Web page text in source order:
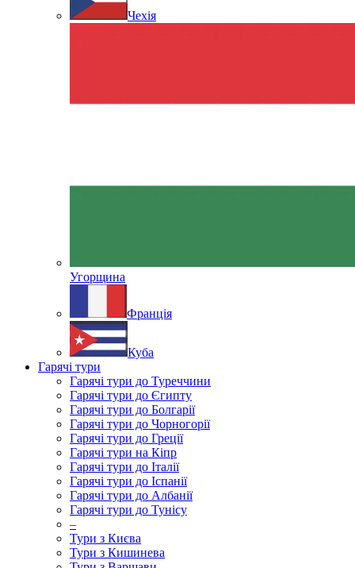
Чехія
Угорщина
Франція
Куба
Гарячі тури
Гарячі тури до Туреччини
Гарячі тури до Єгипту
Гарячі тури до Болгарії
Гарячі тури до Чорногорії
Гарячі тури до Греції
Гарячі тури на Кіпр
Гарячі тури до Італії
Гарячі тури до Іспанії
Гарячі тури до Албанії
Гарячі тури до Тунісу
–
Тури з Києва
Тури з Кишинева